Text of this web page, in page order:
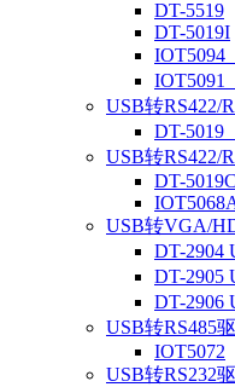
DT-5519
DT-5019I
IOT5094
IOT5091
USB转RS422/
DT-5019
USB转RS422/
DT-5019C
USB转VGA/
DT-2904
DT-2905
DT-2906
USB转RS485
IOT5072
USB转RS232